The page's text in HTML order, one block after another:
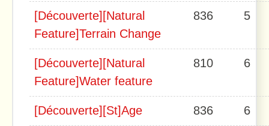
[Découverte][Natural
Feature]Terrain Change
836 5
[Découverte][Natural
Feature]Water feature
810 6
[Découverte][St]Age 836 6